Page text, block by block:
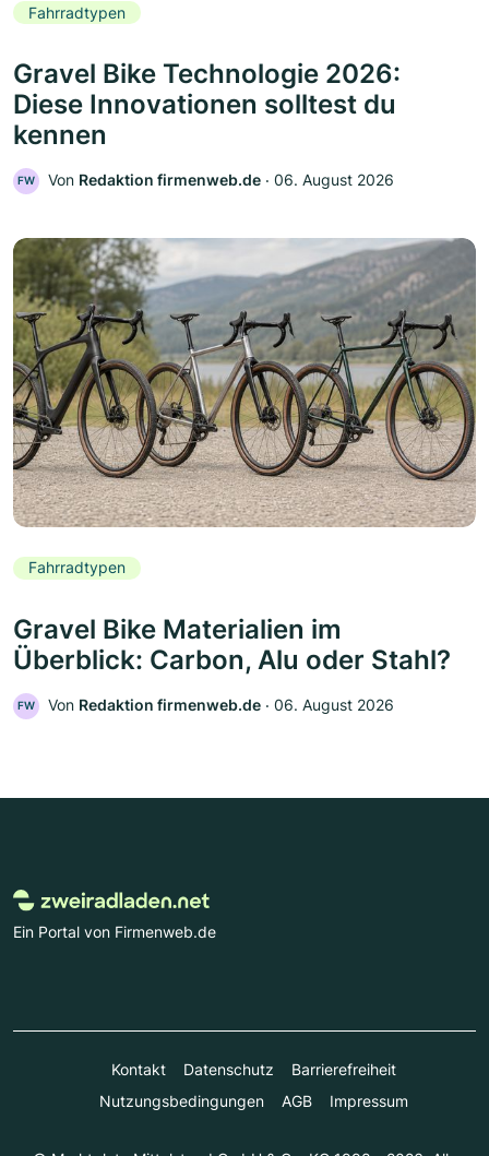
Fahrradtypen
Gravel Bike Technologie 2026:
Diese Innovationen solltest du
kennen
FW Von Redaktion firmenweb.de ‧ 06. August 2026
Fahrradtypen
Gravel Bike Materialien im
Überblick: Carbon, Alu oder Stahl?
FW Von Redaktion firmenweb.de ‧ 06. August 2026
Ein Portal von Firmenweb.de
Kontakt Datenschutz
Barrierefreiheit
Nutzungsbedingungen
AGB Impressum